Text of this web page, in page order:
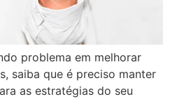
problema em melhorar
saiba que é preciso manter
as estratégias do seu